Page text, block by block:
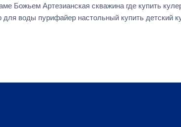
Божьем Артезианская скважина где купить
для воды пурифайер настольный купить